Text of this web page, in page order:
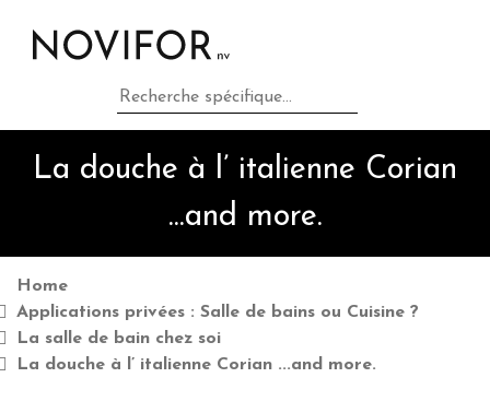
Applications privées : Salle de
bains ou Cuisine ?
La douche à l’ italienne Corian
...and more.
Home
Applications privées : Salle de bains ou Cuisine ?
La salle de bain chez soi
La douche à l’ italienne Corian ...and more.